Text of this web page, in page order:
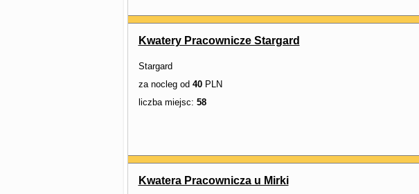
Kwatery Pracownicze Stargard
Stargard
za nocleg od 40PLN
liczba miejsc: 58
Kwatera Pracownicza u Mirki